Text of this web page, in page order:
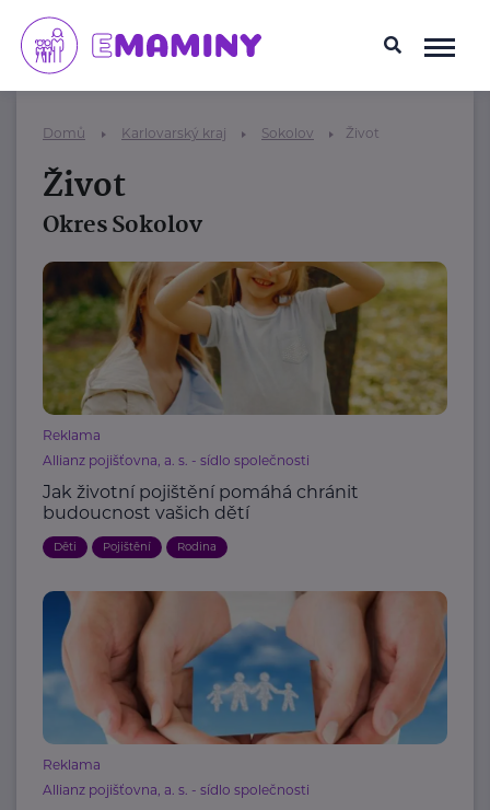
Domů Karlovarský kraj Sokolov Život
Život
Okres Sokolov
Reklama
Allianz pojišťovna, a. s. - sídlo společnosti
Jak životní pojištění pomáhá chránit
budoucnost vašich dětí
Děti Pojištění Rodina
Reklama
Allianz pojišťovna, a. s. - sídlo společnosti